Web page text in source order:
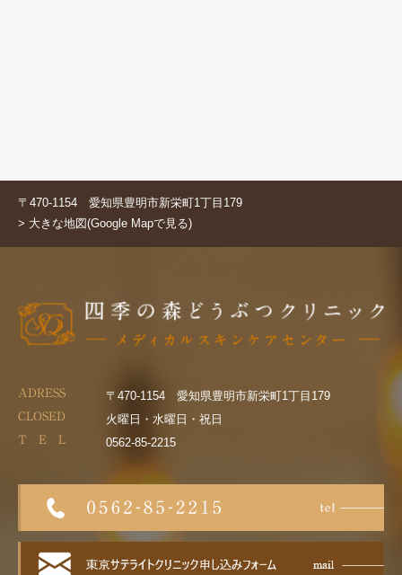
〒470-1154 愛知県豊明市新栄町1丁目179
> 大きな地図(Google Mapで見る)
ADRESS 〒470-1154 愛知県豊明市新栄町1丁目179
CLOSED 火曜日・水曜日・祝日
T E L 0562-85-2215